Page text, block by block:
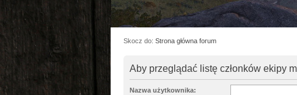
Skocz do: Strona główna forum
Aby przeglądać listę członków ekipy
Nazwa użytkownika: